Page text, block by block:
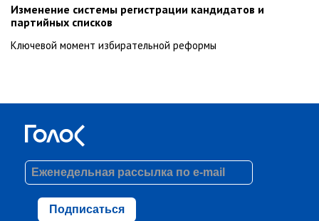
Изменение системы регистрации кандидатов и
партийных списков
Ключевой момент избирательной реформы
Подписаться